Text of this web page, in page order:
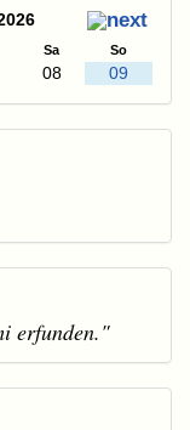
Sa So
08 09
erfunden."